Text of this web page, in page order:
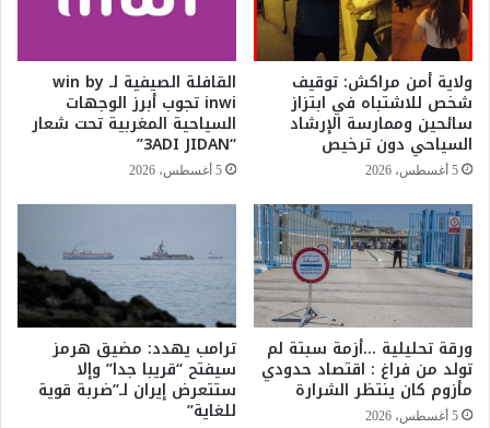
ن
ة
:
ت
ع
ا
ت
ع
ل
ى
ل
و
ر
ق
ا
ح
ت
و
ي
ا
ل
م
ن
ظ
م
ة
ا
ل
ولاية أمن مراكش: توقيف
شخص للاشتباه في ابتزاز
سائحين وممارسة الإرشاد
السياحي دون ترخيص
5 أغسطس، 2026
القافلة الصيفية لـ win by
inwi تجوب أبرز الوجهات
السياحية المغربية تحت شعار
“3ADI JIDAN”
5 أغسطس، 2026
ورقة تحليلية …أزمة سبتة لم
تولد من فراغ : اقتصاد حدودي
مأزوم كان ينتظر الشرارة
5 أغسطس، 2026
ترامب يهدد: مضيق هرمز
سيفتح “قريبا جدا” وإلا
ستتعرض إيران لـ”ضربة قوية
للغاية”